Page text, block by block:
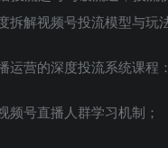
运营的深度投流系统课程：
号直播人群学习机制；